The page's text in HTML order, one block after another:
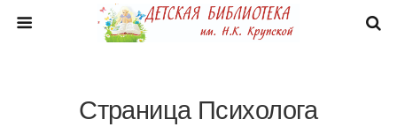
Страница Психолога